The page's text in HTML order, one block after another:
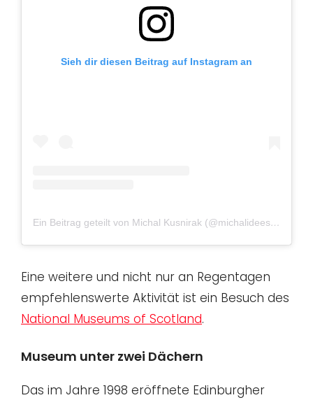
Sieh dir diesen Beitrag auf Instagram an
Ein Beitrag geteilt von Michal Kusnirak (@michalideess)
Eine weitere und nicht nur an Regentagen
empfehlenswerte Aktivität ist ein Besuch des
National Museums of Scotland.
Museum unter zwei Dächern
Das im Jahre 1998 eröffnete Edinburgher